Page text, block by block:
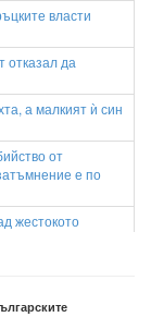
власти
отказал да
а малкият ѝ син
от
е по
жестокото